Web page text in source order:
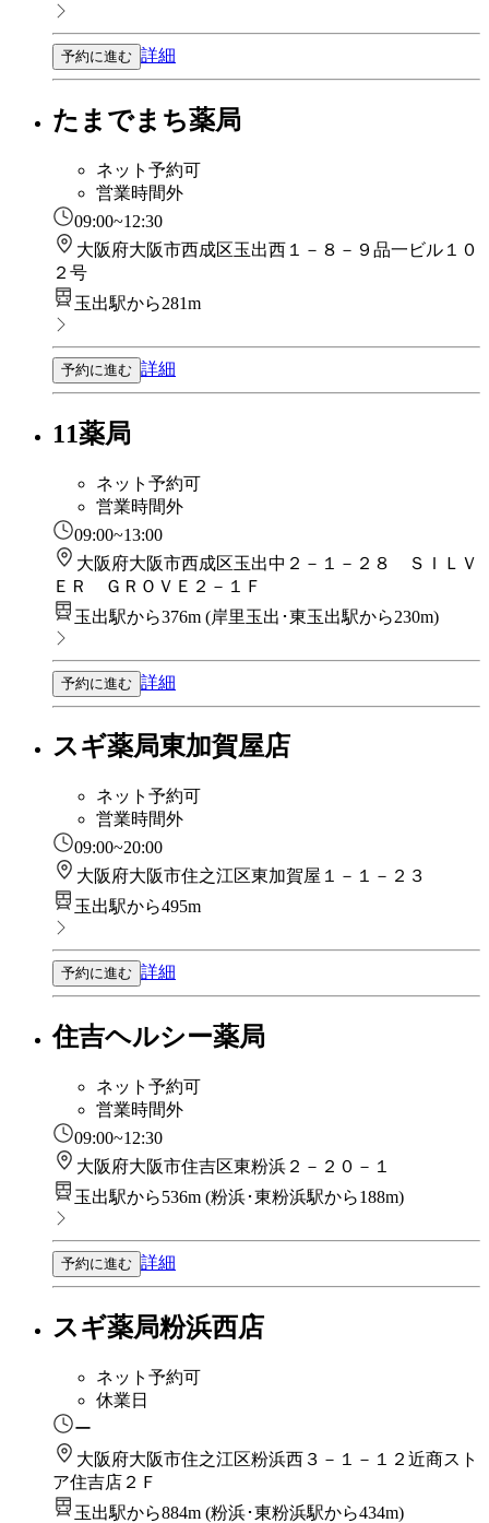
予約に進む 詳細
たまでまち薬局
ネット予約可
営業時間外
09:00~12:30
大阪府大阪市西成区玉出西１－８－９品一ビル１０
２号
玉出駅から281m
予約に進む 詳細
11薬局
ネット予約可
営業時間外
09:00~13:00
大阪府大阪市西成区玉出中２－１－２８ ＳＩＬＶ
ＥＲ ＧＲＯＶＥ２－１Ｆ
玉出駅から376m (岸里玉出･東玉出駅から230m)
予約に進む 詳細
スギ薬局東加賀屋店
ネット予約可
営業時間外
09:00~20:00
大阪府大阪市住之江区東加賀屋１－１－２３
玉出駅から495m
予約に進む 詳細
住吉ヘルシー薬局
ネット予約可
営業時間外
09:00~12:30
大阪府大阪市住吉区東粉浜２－２０－１
玉出駅から536m (粉浜･東粉浜駅から188m)
予約に進む 詳細
スギ薬局粉浜西店
ネット予約可
休業日
ー
大阪府大阪市住之江区粉浜西３－１－１２近商スト
ア住吉店２Ｆ
玉出駅から884m (粉浜･東粉浜駅から434m)